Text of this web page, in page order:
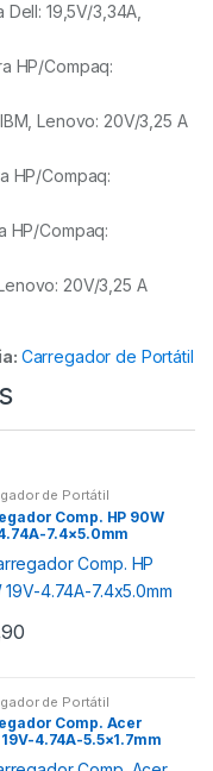
19,5V/3,34A,
HP/Compaq:
Lenovo: 20V/3,25 A
HP/Compaq:
HP/Compaq:
20V/3,25 A
Carregador de Portátil
de Portátil
Comp. HP 90W
7.4×5.0mm
de Portátil
Comp. Acer
4.74A-5.5×1.7mm